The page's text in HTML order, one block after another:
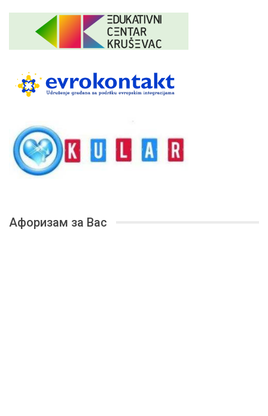
Афоризам за Вас